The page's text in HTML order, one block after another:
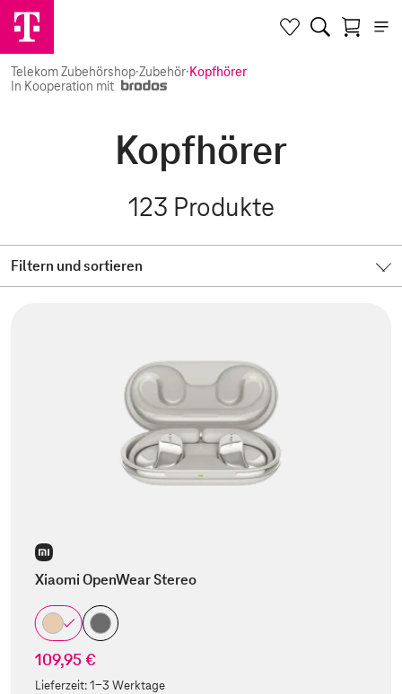
Telekom Zubehörshop·Zubehör·Kopfhörer
In Kooperation mit
Kopfhörer
123 Produkte
Filtern und sortieren
Xiaomi OpenWear Stereo
109,95 €
Lieferzeit:1-3 Werktage